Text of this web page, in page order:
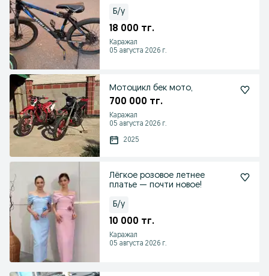
Б/у
18 000 тг.
Каражал
05 августа 2026 г.
Мотоцикл бек мото,
700 000 тг.
Каражал
05 августа 2026 г.
2025
Лёгкое розовое летнее
платье — почти новое!
Б/у
10 000 тг.
Каражал
05 августа 2026 г.